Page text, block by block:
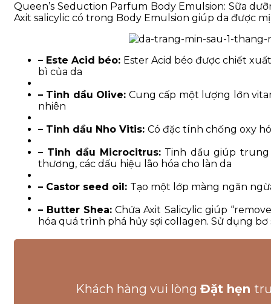
Queen’s Seduction Parfum Body Emulsion: Sữa
Axit salicylic có trong Body Emulsion giúp da được
– Este Acid béo: Ester Acid béo được chiết
bì của da
– Tinh dầu Olive: Cung cấp một lượng lớn
nhiên
– Tinh dầu Nho Vitis: Có đặc tính chống oxy
– Tinh dầu Microcitrus: Tinh dầu giúp
thương, các dấu hiệu lão hóa cho làn da
– Castor seed oil: Tạo một lớp màng ngăn
– Butter Shea: Chứa Axit Salicylic giúp
hóa quá trình phá hủy sợi collagen. Sử dụng
Khách hàng vui lòng Đặt hẹn